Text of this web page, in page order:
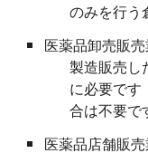
のみを行う
医薬品卸売販売
製造販売し
に必要です
合は不要で
医薬品店舗販